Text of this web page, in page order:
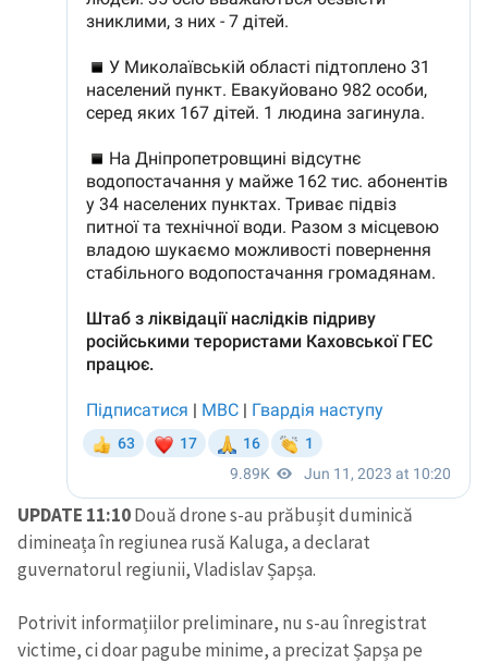
UPDATE 11:10Două drone s-au prăbușit duminică
dimineața în regiunea rusă Kaluga, a declarat
guvernatorul regiunii, Vladislav Șapșa.
Potrivit informațiilor preliminare, nu s-au înregistrat
victime, ci doar pagube minime, a precizat Șapșa pe